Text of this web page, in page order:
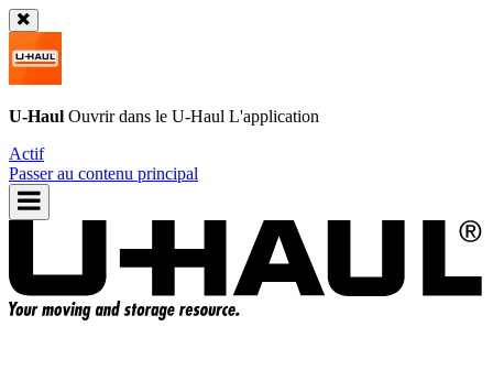
U-Haul Ouvrir dans le U-Haul L'application
Actif
Passer au contenu principal